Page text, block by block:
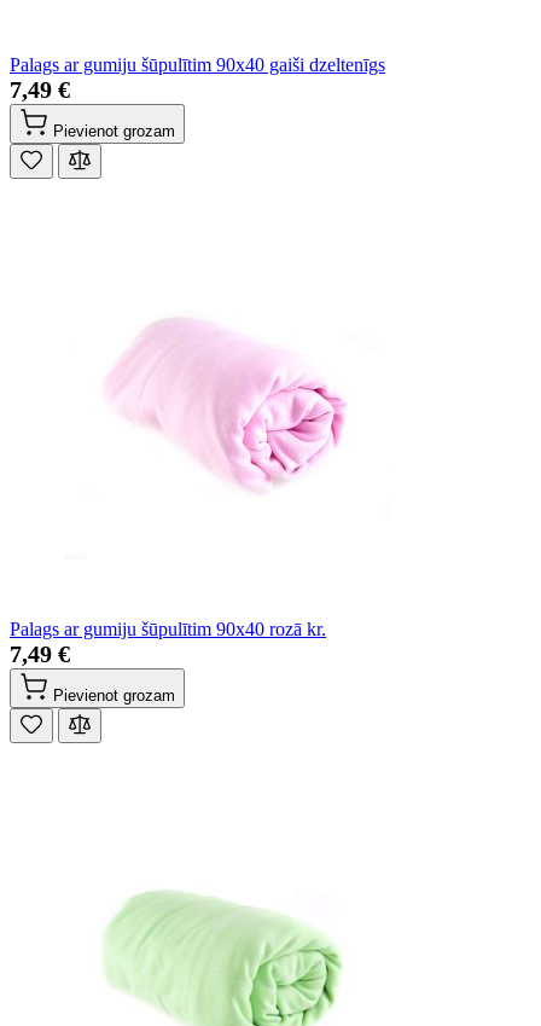
Palags ar gumiju šūpulītim 90x40 gaiši dzeltenīgs
7,49 €
Pievienot grozam
Palags ar gumiju šūpulītim 90x40 rozā kr.
7,49 €
Pievienot grozam